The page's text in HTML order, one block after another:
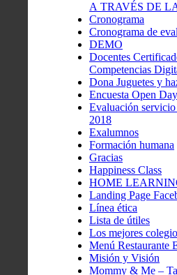
A TRAVÉS DE
Cronograma
Cronograma de
DEMO
Docentes
Competencias
Dona Juguetes y
Encuesta Open Day
Evaluación
2018
Exalumnos
Formación humana
Gracias
Happiness Class
HOME
Landing Page
Línea ética
Lista de útiles
Los mejores
Menú Restaurante
Misión y Visión
Mommy & Me –